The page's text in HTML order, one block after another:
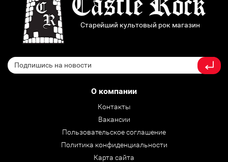
Старейший культовый рок магазин
О компании
Контакты
Вакансии
Пользовательское соглашение
Политика конфиденциальности
Карта сайта